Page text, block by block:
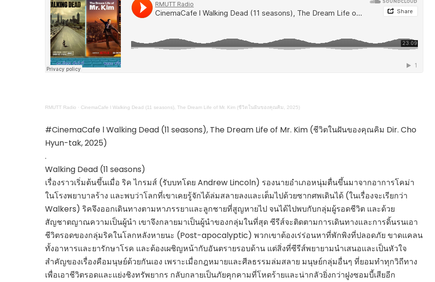
Power of Art
ไทยสร้างสรรค์
THE FUTURIST
MY COMPUTER
จิตวิทยากับครูยุ้ย
HEALTHY TIME
POST IT
สุข-อาสา
GOOD JOB
Tips for Trips
มรดกไทย
Dress Me Up
ENGLISH AROUND
สยามยามสี่
RMUTT Radio · CinemaCafe l Walking Dead (11 seasons), The Dream Life of Mr. Kim (ชีวิตในฝันของคุณคิม, 2025)
#CinemaCafe l Walking Dead (11 seasons), The Dream Life of Mr. Kim (ชีวิตในฝันของคุณคิม Dir. Cho
Hyun-tak, 2025)
.
Walking Dead (11 seasons)
เรื่องราวเริ่มต้นขึ้นเมื่อ ริค ไกรมส์ (รับบทโดย Andrew Lincoln) รองนายอำเภอหนุ่มตื่นขึ้นมาจากอาการโคม่า
ในโรงพยาบาลร้าง และพบว่าโลกที่เขาเคยรู้จักได้ล่มสลายลงและเต็มไปด้วยซากศพเดินได้ (ในเรื่องจะเรียกว่า
Walkers) ริคจึงออกเดินทางตามหาภรรยาและลูกชายที่สูญหายไป จนได้ไปพบกับกลุ่มผู้รอดชีวิต และด้วย
สัญชาตญาณความเป็นผู้นำ เขาจึงกลายมาเป็นผู้นำของกลุ่มในที่สุด ซีรีส์จะติดตามการเดินทางและการดิ้นรนเอา
ชีวิตรอดของกลุ่มริคในโลกหลังหายนะ (Post-apocalyptic) พวกเขาต้องเร่ร่อนหาที่พักพิงที่ปลอดภัย ขาดแคลน
ทั้งอาหารและยารักษาโรค และต้องเผชิญหน้ากับอันตรายรอบด้าน แต่สิ่งที่ซีรีส์พยายามนำเสนอและเป็นหัวใจ
สำคัญของเรื่องคือมนุษย์ด้วยกันเอง เพราะเมื่อกฎหมายและศีลธรรมล่มสลาย มนุษย์กลุ่มอื่นๆ ที่ยอมทำทุกวิถีทาง
เพื่อเอาชีวิตรอดและแย่งชิงทรัพยากร กลับกลายเป็นภัยคุกคามที่โหดร้ายและน่ากลัวยิ่งกว่าฝูงซอมบี้เสียอีก